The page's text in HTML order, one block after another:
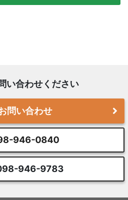
い合わせください
問い合わせ
946-0840
946-9783